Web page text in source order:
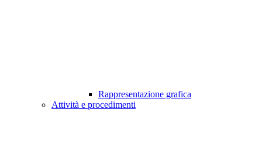
Rappresentazione grafica
Attività e procedimenti